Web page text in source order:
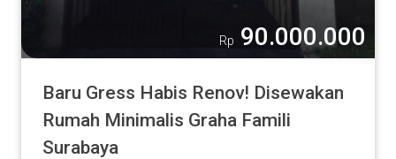
Rp 90.000.000
Baru Gress Habis Renov! Disewakan
Rumah Minimalis Graha Famili
Surabaya